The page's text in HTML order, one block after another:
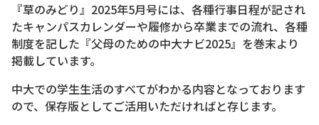
『草のみどり』2025年5月号には、各種行事日程が記され
たキャンパスカレンダーや履修から卒業までの流れ、各種
制度を記した『父母のための中大ナビ2025』を巻末より
掲載しています。
中大での学生生活のすべてがわかる内容となっております
ので、保存版としてご活用いただければと存じます。